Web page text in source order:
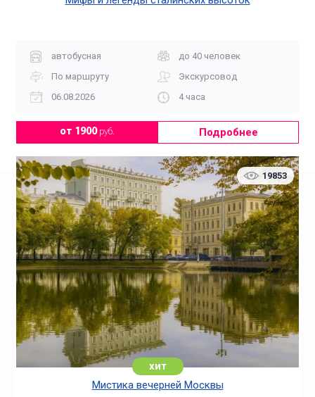
автобусная
до 40 человек
По маршруту
Экскурсовод
06.08.2026
4 часа
от 1900руб. Подробнее
19853
хит
Мистика вечерней Москвы